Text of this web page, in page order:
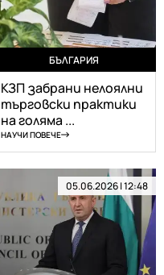
БЪЛГАРИЯ
КЗП забрани нелоялни
търговски практики
на голяма ...
НАУЧИ ПОВЕЧЕ
05.06.2026 | 12:48